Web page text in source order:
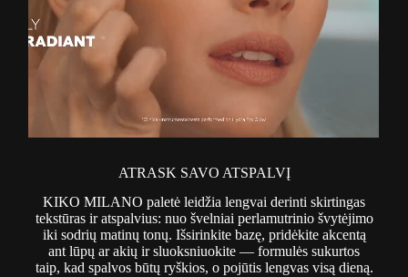
ATRASK SAVO ATSPALVĮ
KIKO MILANO paletė leidžia lengvai derinti skirtingas
tekstūras ir atspalvius: nuo švelniai perlamutrinio švytėjimo
iki sodrių matinų tonų. Išsirinkite bazę, pridėkite akcentą
ant lūpų ar akių ir sluoksniuokite — formulės sukurtos
taip, kad spalvos būtų ryškios, o pojūtis lengvas visą dieną.